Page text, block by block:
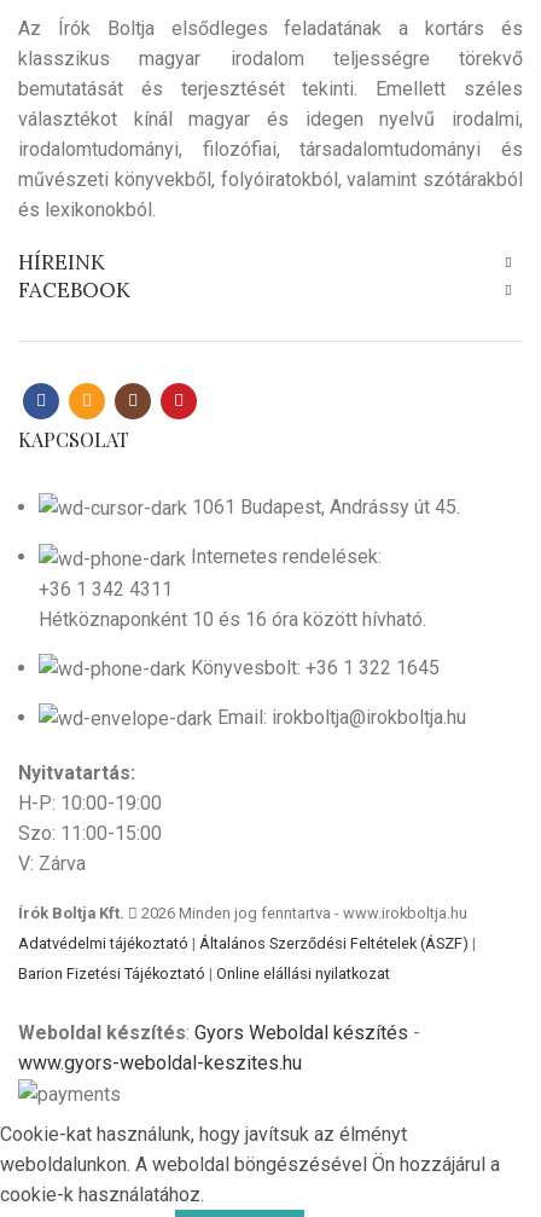
Az Írók Boltja elsődleges feladatának a kortárs és
klasszikus magyar irodalom teljességre törekvő
bemutatását és terjesztését tekinti. Emellett széles
választékot kínál magyar és idegen nyelvű irodalmi,
irodalomtudományi, filozófiai, társadalomtudományi és
művészeti könyvekből, folyóiratokból, valamint szótárakból
és lexikonokból.
HÍREINK
FACEBOOK
KAPCSOLAT
1061 Budapest, Andrássy út 45.
Internetes rendelések:
+36 1 342 4311
Hétköznaponként 10 és 16 óra között hívható.
Könyvesbolt: +36 1 322 1645
Email: irokboltja@irokboltja.hu
Nyitvatartás:
H-P: 10:00-19:00
Szo: 11:00-15:00
V: Zárva
Írók Boltja Kft.
2026 Minden jog fenntartva - www.irokboltja.hu
Adatvédelmi tájékoztató | Általános Szerződési Feltételek (ÁSZF) |
Barion Fizetési Tájékoztató | Online elállási nyilatkozat
Weboldal készítés: Gyors Weboldal készítés -
www.gyors-weboldal-keszites.hu
Cookie-kat használunk, hogy javítsuk az élményt
weboldalunkon. A weboldal böngészésével Ön hozzájárul a
cookie-k használatához.